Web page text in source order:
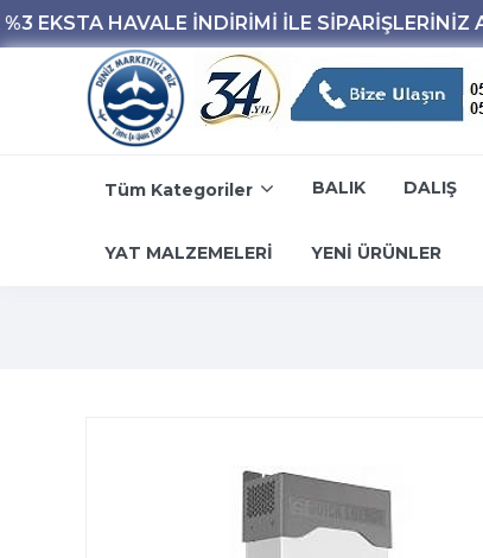
Tüm Kategoriler BALIK DALIŞ
YAT MALZEMELERİ YENİ ÜRÜNLER